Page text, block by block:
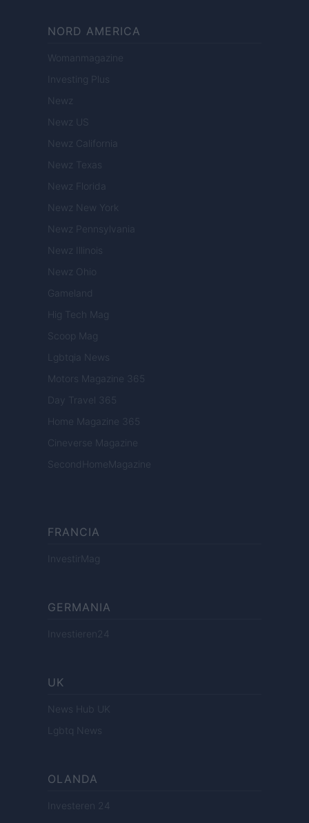
NORD AMERICA
Womanmagazine
Investing Plus
Newz
Newz US
Newz California
Newz Texas
Newz Florida
Newz New York
Newz Pennsylvania
Newz Illinois
Newz Ohio
Gameland
Hig Tech Mag
Scoop Mag
Lgbtqia News
Motors Magazine 365
Day Travel 365
Home Magazine 365
Cineverse Magazine
SecondHomeMagazine
FRANCIA
InvestirMag
GERMANIA
Investieren24
UK
News Hub UK
Lgbtq News
OLANDA
Investeren 24